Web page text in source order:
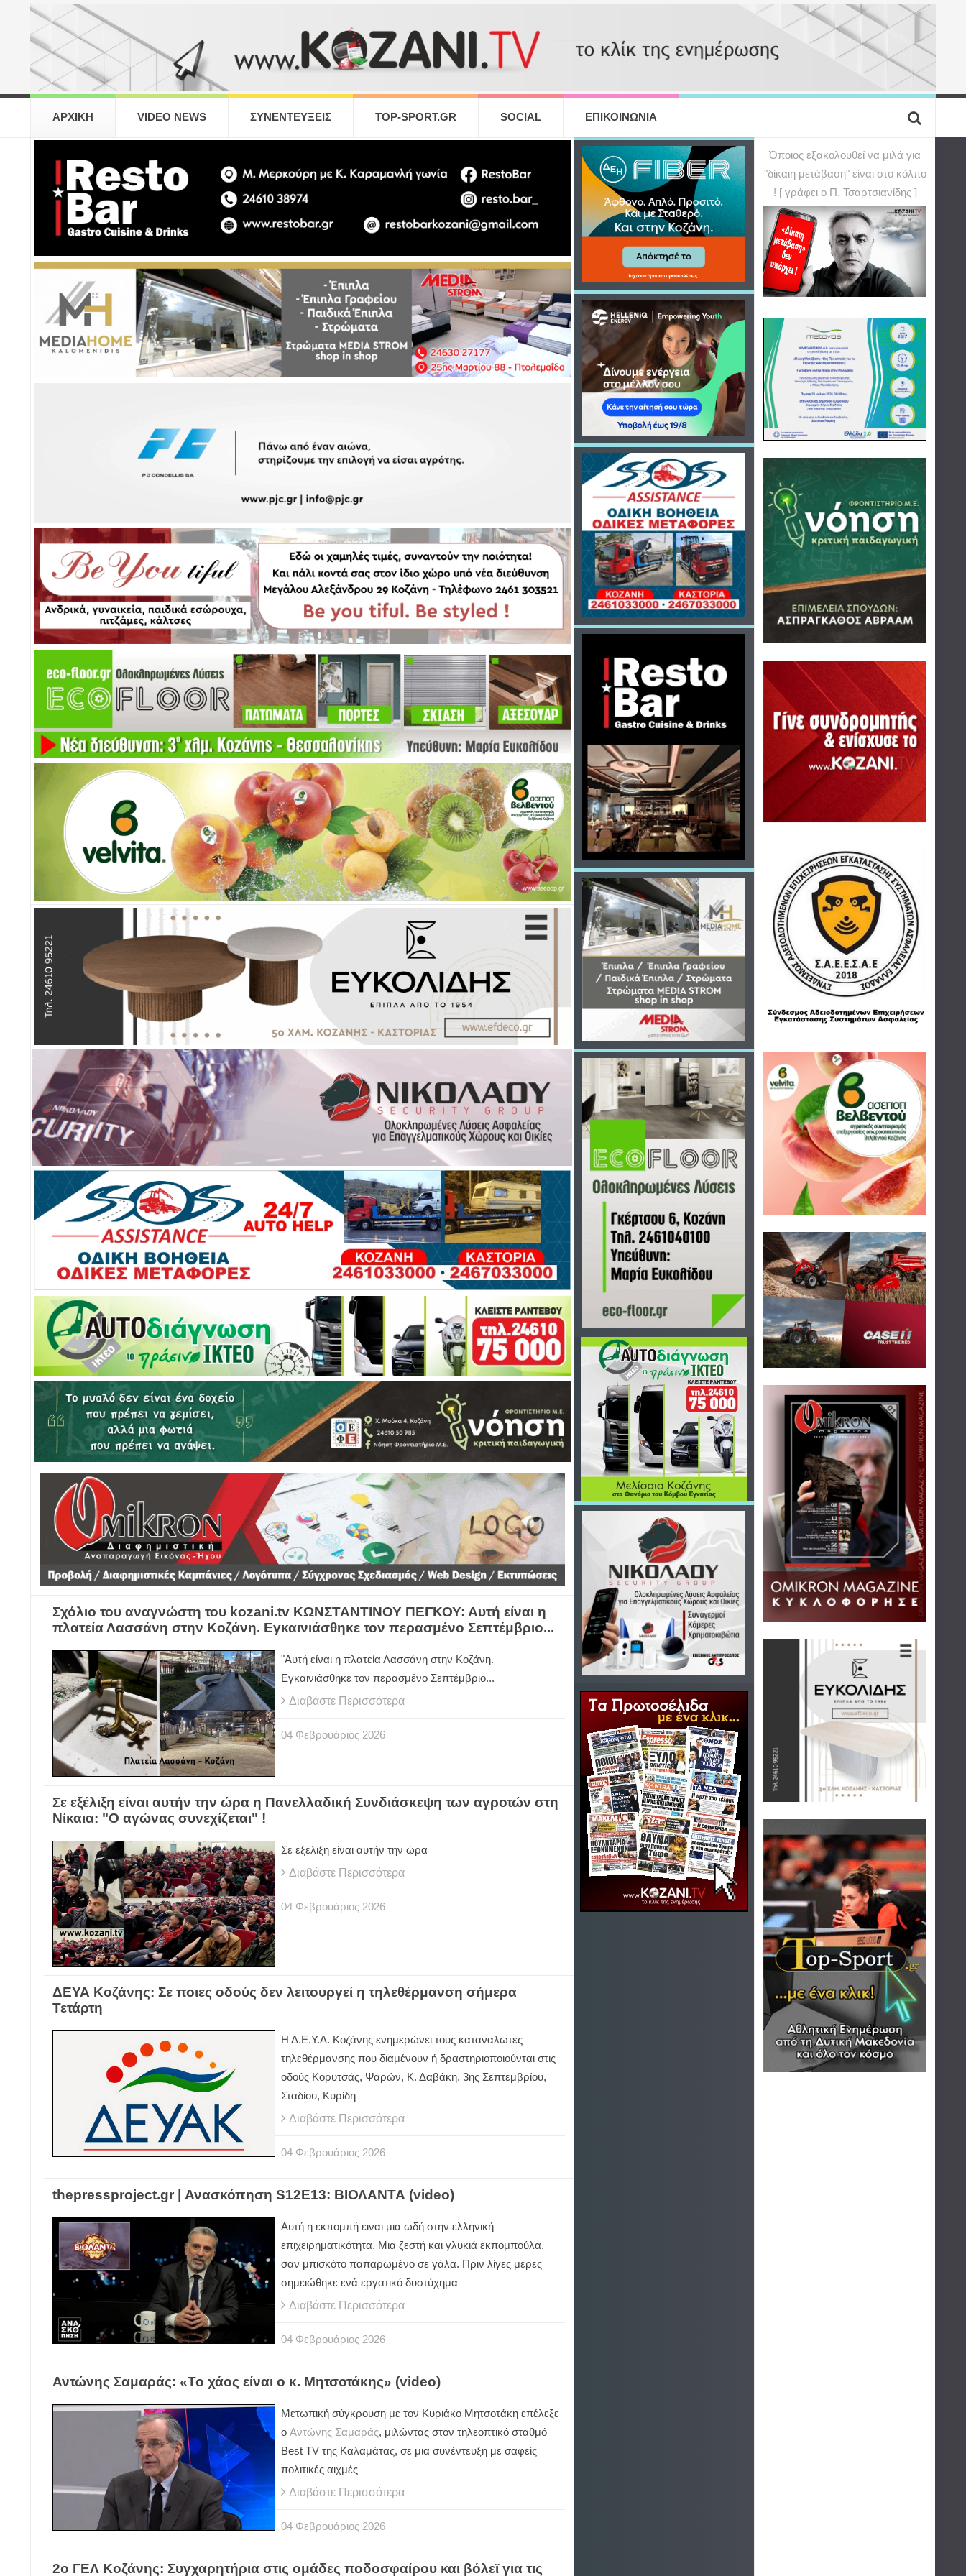
ΑΡΧΙΚΗ VIDEO NEWS ΣΥΝΕΝΤΕΥΞΕΙΣ TOP-SPORT.GR SOCIAL ΕΠΙΚΟΙΝΩΝΙΑ
Σχόλιο του αναγνώστη του kozani.tv ΚΩΝΣΤΑΝΤΙΝΟΥ ΠΕΓΚΟΥ: Αυτή είναι η
πλατεία Λασσάνη στην Κοζάνη. Εγκαινιάσθηκε τον περασμένο Σεπτέμβριο...
"Αυτή είναι η πλατεία Λασσάνη στην Κοζάνη.
Εγκαινιάσθηκε τον περασμένο Σεπτέμβριο...
Διαβάστε Περισσότερα
04 Φεβρουάριος 2026
Σε εξέλιξη είναι αυτήν την ώρα η Πανελλαδική Συνδιάσκεψη των αγροτών στη
Νίκαια: "Ο αγώνας συνεχίζεται" !
Σε εξέλιξη είναι αυτήν την ώρα
Διαβάστε Περισσότερα
04 Φεβρουάριος 2026
ΔΕΥΑ Κοζάνης: Σε ποιες οδούς δεν λειτουργεί η τηλεθέρμανση σήμερα
Τετάρτη
Η Δ.Ε.Υ.Α. Κοζάνης ενημερώνει τους καταναλωτές
τηλεθέρμανσης που διαμένουν ή δραστηριοποιούνται στις
οδούς Κορυτσάς, Ψαρών, Κ. Δαβάκη, 3ης Σεπτεμβρίου,
Σταδίου, Κυρίδη
Διαβάστε Περισσότερα
04 Φεβρουάριος 2026
thepressproject.gr | Ανασκόπηση S12E13: ΒΙΟΛΑΝΤΑ (video)
Aυτή η εκπομπή ειναι μια ωδή στην ελληνική
επιχειρηματικότητα. Μια ζεστή και γλυκιά εκπομπούλα,
σαν μπισκότο παπαρωμένο σε γάλα. Πριν λίγες μέρες
σημειώθηκε ενά εργατικό δυστύχημα
Διαβάστε Περισσότερα
04 Φεβρουάριος 2026
Αντώνης Σαμαράς: «Το χάος είναι ο κ. Μητσοτάκης» (video)
Μετωπική σύγκρουση με τον Κυριάκο Μητσοτάκη επέλεξε
ο Αντώνης Σαμαράς, μιλώντας στον τηλεοπτικό σταθμό
Best TV της Καλαμάτας, σε μια συνέντευξη με σαφείς
πολιτικές αιχμές
Διαβάστε Περισσότερα
04 Φεβρουάριος 2026
2ο ΓΕΛ Κοζάνης: Συγχαρητήρια στις ομάδες ποδοσφαίρου και βόλεϊ για τις
Όποιος εξακολουθεί να μιλά για
"δίκαιη μετάβαση" είναι στο κόλπο
! [ γράφει ο Π. Τσαρτσιανίδης ]